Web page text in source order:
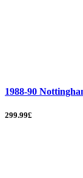
1988-90
299.99£